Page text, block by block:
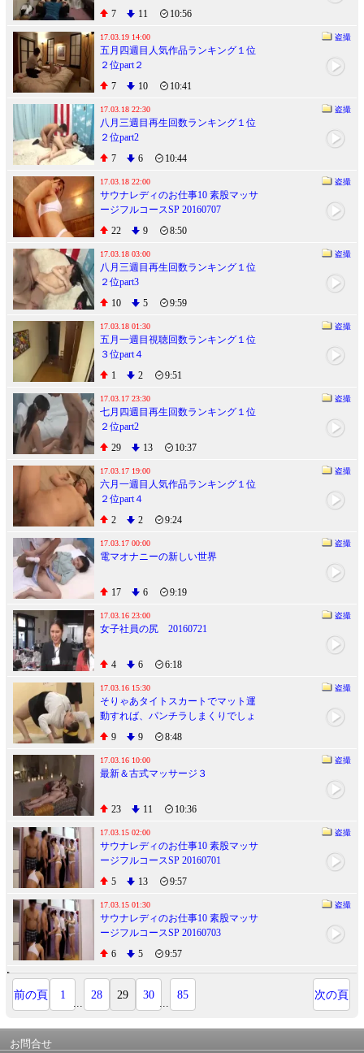
7 11 10:56
17.03.19 14:00 盗撮
五月四週目人気作品ランキング１位
２位part２
7
10 10:41
17.03.18 22:30 盗撮
八月三週目再生回数ランキング１位
２位part2
7
6 10:44
17.03.18 22:00 盗撮
サウナレディのお仕事10 素股マッサ
ージフルコースSP 20160707
22
9 8:50
17.03.18 03:00 盗撮
八月三週目再生回数ランキング１位
２位part3
10
5 9:59
17.03.18 01:30 盗撮
五月一週目視聴回数ランキング１位
３位part４
1
2 9:51
17.03.17 23:30 盗撮
七月四週目再生回数ランキング１位
２位part2
29
13 10:37
17.03.17 19:00 盗撮
六月一週目人気作品ランキング１位
２位part４
2
2 9:24
17.03.17 00:00 盗撮
電マオナニーの新しい世界
17 6 9:19
17.03.16 23:00 盗撮
女子社員の尻 20160721
4 6 6:18
17.03.16 15:30 盗撮
そりゃあタイトスカートでマット運
動すれば、パンチラしまくりでしょ
うｗ② 20161202
9 9 8:48
17.03.16 10:00 盗撮
最新＆古式マッサージ３
23 11 10:36
17.03.15 02:00 盗撮
サウナレディのお仕事10 素股マッサ
ージフルコースSP 20160701
5
13 9:57
17.03.15 01:30 盗撮
サウナレディのお仕事10 素股マッサ
ージフルコースSP 20160703
6
5 9:57
前の頁 1
...
28 29 30
...
85 次の頁
お問合せ